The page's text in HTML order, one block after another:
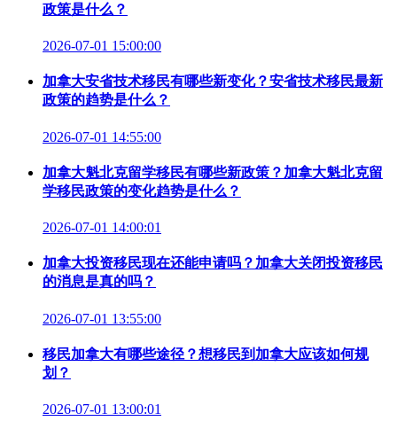
政策是什么？
2026-07-01 15:00:00
加拿大安省技术移民有哪些新变化？安省技术移民最新
政策的趋势是什么？
2026-07-01 14:55:00
加拿大魁北克留学移民有哪些新政策？加拿大魁北克留
学移民政策的变化趋势是什么？
2026-07-01 14:00:01
加拿大投资移民现在还能申请吗？加拿大关闭投资移民
的消息是真的吗？
2026-07-01 13:55:00
移民加拿大有哪些途径？想移民到加拿大应该如何规
划？
2026-07-01 13:00:01